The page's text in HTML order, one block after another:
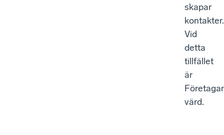
skapar
kontakter.
Vid
detta
tillfället
är
värd.